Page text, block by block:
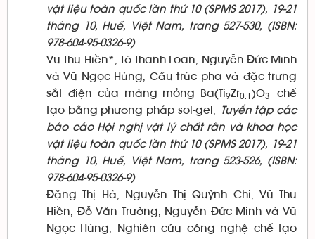
vật liệu toàn quốc lần thứ 10 (SPMS 2017), 19-21
tháng 10, Huế, Việt Nam, trang 527-530, (ISBN:
978-604-95-0326-9)
Vũ Thu Hiền*, Tô Thanh Loan, Nguyễn Đức Minh
và Vũ Ngọc Hùng, Cấu trúc pha và đặc trưng
sắt điện của màng mỏng Ba(Ti9Zr0.1)O3
chế
tạo bằng phương pháp sol-gel,
Tuyển tập các
báo cáo Hội nghị vật lý chất rắn và khoa học
vật liệu toàn quốc lần thứ 10 (SPMS 2017), 19-21
tháng 10, Huế, Việt Nam, trang 523-526, (ISBN:
978-604-95-0326-9)
Đặng Thị Hà, Nguyễn Thị Quỳnh Chi, Vũ Thu
Hiền, Đỗ Văn Trường, Nguyễn Đức Minh và Vũ
Ngọc Hùng, Nghiên cứu công nghệ chế tạo